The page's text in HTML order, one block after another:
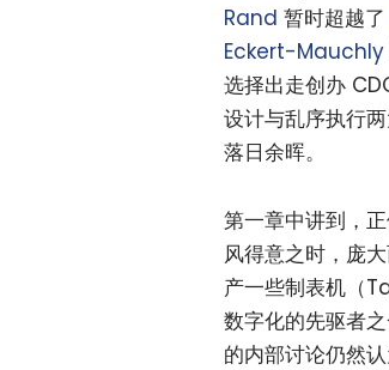
Rand 暂时超越了
Eckert-Mauchly
选择出走创办
设计与乱序执行
落日余晖。
第一章中讲到，
风得意之时，庞
产一些制表机（
数字化的先驱者
的内部讨论仍然